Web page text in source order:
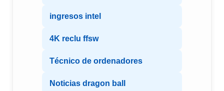
ingresos intel
4K reclu ffsw
Técnico de ordenadores
Noticias dragon ball